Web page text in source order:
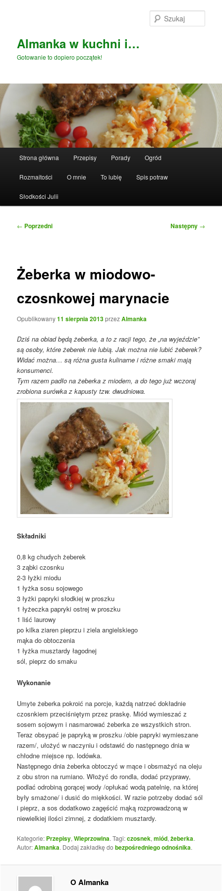
Almanka w kuchni i…
Gotowanie to dopiero początek!
Strona główna Przepisy Porady Ogród
Rozmaitości O mnie To lubię Spis potraw
Słodkości Julii
Nawigacja
← Poprzedni Następny →
Żeberka w miodowo-
czosnkowej marynacie
Opublikowany11 sierpnia 2013przezAlmanka
Dziś na obiad będą żeberka, a to z racji tego, że „na wyjeździe”
są osoby, które żeberek nie lubią. Jak można nie lubić żeberek?
Widać można… są różna gusta kulinarne i różne smaki mają
konsumenci.
Tym razem padło na żeberka z miodem, a do tego już wczoraj
zrobiona surówka z kapusty tzw. dwudniowa.
Składniki
0,8 kg chudych żeberek
3 ząbki czosnku
2-3 łyżki miodu
1 łyżka sosu sojowego
3 łyżki papryki słodkiej w proszku
1 łyżeczka papryki ostrej w proszku
1 liść laurowy
po kilka ziaren pieprzu i ziela angielskiego
mąka do obtoczenia
1 łyżka musztardy łagodnej
sól, pieprz do smaku
Wykonanie
Umyte żeberka pokroić na porcje, każdą natrzeć dokładnie
czosnkiem przeciśniętym przez praskę. Miód wymieszać z
sosem sojowym i nasmarować żeberka ze wszystkich stron.
Teraz obsypać je papryką w proszku /obie papryki wymieszane
razem/, ułożyć w naczyniu i odstawić do następnego dnia w
chłodne miejsce np. lodówka.
Następnego dnia żeberka obtoczyć w mące i obsmażyć na oleju
z obu stron na rumiano. Włożyć do rondla, dodać przyprawy,
podlać odrobiną gorącej wody /opłukać wodą patelnię, na której
były smażone/ i dusić do miękkości. W razie potrzeby dodać sól
i pieprz, a sos dodatkowo zagęścić mąką rozprowadzoną w
niewielkiej ilości zimnej, z dodatkiem musztardy.
Kategorie: Przepisy,Wieprzowina. Tagi:czosnek,miód,żeberka.
Autor:Almanka. Dodaj zakładkę dobezpośredniego odnośnika.
O Almanka